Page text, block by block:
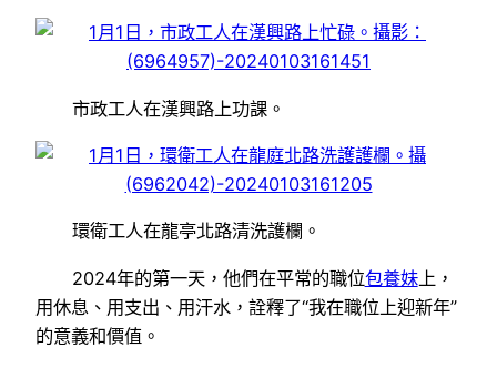
市政工人在漢興路上功課。
環衛工人在龍亭北路清洗護欄。
2024年的第一天，他們在平常的職位包養妹上，
用休息、用支出、用汗水，詮釋了“我在職位上迎新年”
的意義和價值。